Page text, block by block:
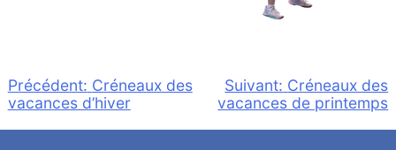
Navigation
de
Précédent: Créneaux des
vacances d’hiver
Suivant: Créneaux des
vacances de printemps